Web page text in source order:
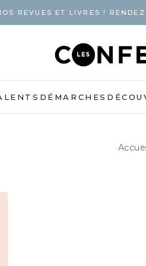
REVUES ET LIVRES !
DÉMARCHES
Accueil